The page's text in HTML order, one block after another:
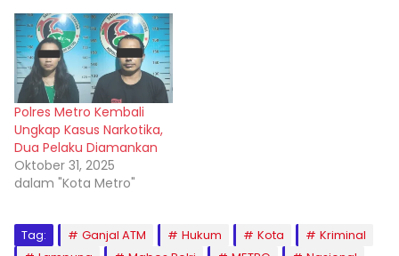
Polres Metro Kembali
Ungkap Kasus Narkotika,
Dua Pelaku Diamankan
Oktober 31, 2025
dalam "Kota Metro"
Tag: Ganjal ATM Hukum Kota
Kriminal